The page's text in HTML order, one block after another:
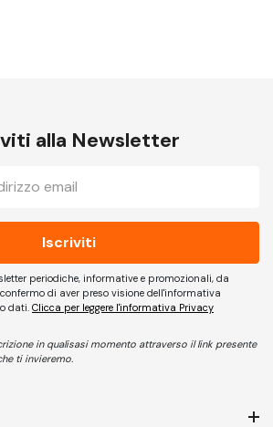
alla Newsletter
periodiche, informative e promozionali, da
di aver preso visione dell'informativa
dati. Clicca per leggere l'informativa Privacy
in qualisasi momento attraverso il link presente
ti invieremo.